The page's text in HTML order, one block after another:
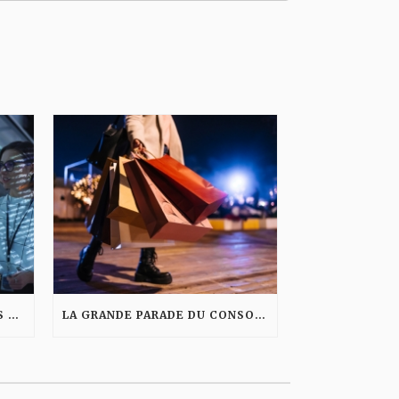
L’IA, MIROIR DE NOS VALEURS ET PARADOXES LA GRANDE PARADE DU CONSOMMATEUR CONSCIENT